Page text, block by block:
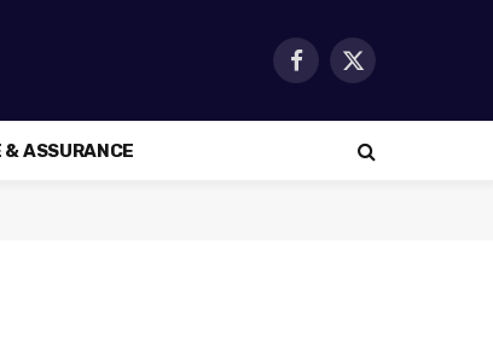
Facebook
X
& ASSURANCE